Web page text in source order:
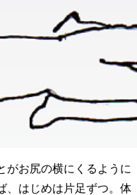
お尻の横にくるように
、はじめは片足ずつ。体